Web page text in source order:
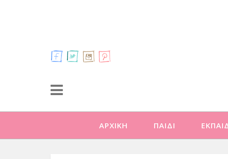
ΑΡΧΙΚΗ ΠΑΙΔΙ